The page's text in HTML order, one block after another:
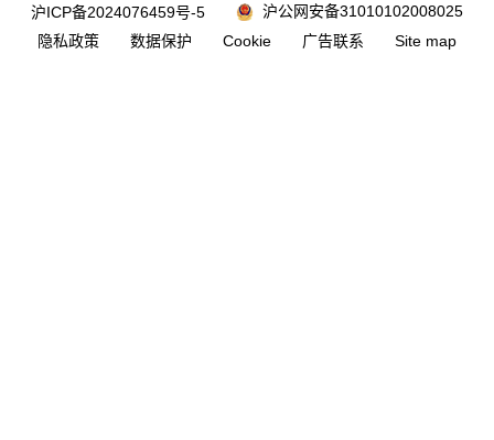
沪ICP备2024076459号-5
沪公网安备31010102008025
隐私政策
数据保护 Cookie 广告联系 Site map